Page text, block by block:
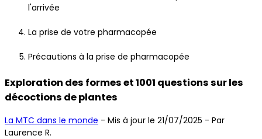
l'arrivée
La prise de votre pharmacopée
Précautions à la prise de pharmacopée
Exploration des formes et 1001 questions sur les
décoctions de plantes
La MTC dans le monde - Mis à jour le 21/07/2025 - Par
Laurence R.